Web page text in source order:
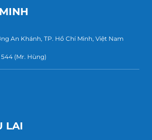
An Khánh, TP. Hồ Chí Minh, Việt Nam
544 (Mr. Hùng)
LAI